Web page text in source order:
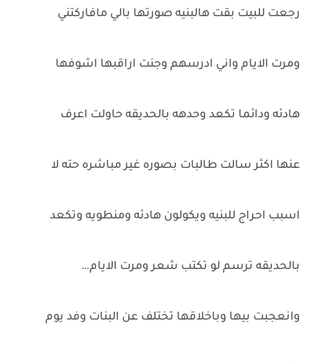
رجعت للبيت بقت هالبنيه صورتها بالي مافاركتني
ومرت الايام واني ادرسهم وجنت اراقبها اشوفها
هادئه ودائما تكعد وحدهه بالحديقه حاولت اعرف
عنها اكثر سالت طالبات بصوره غير مباشره حته لا
اسبب احراج للبنيه ويكولون هادئه ومنطويه وتكعد
بالحديقه ترسم لو تكتب شعر ومرت الايام…
وانعجبت بيها وباخلاقها تختلف عن البنات وفد يوم